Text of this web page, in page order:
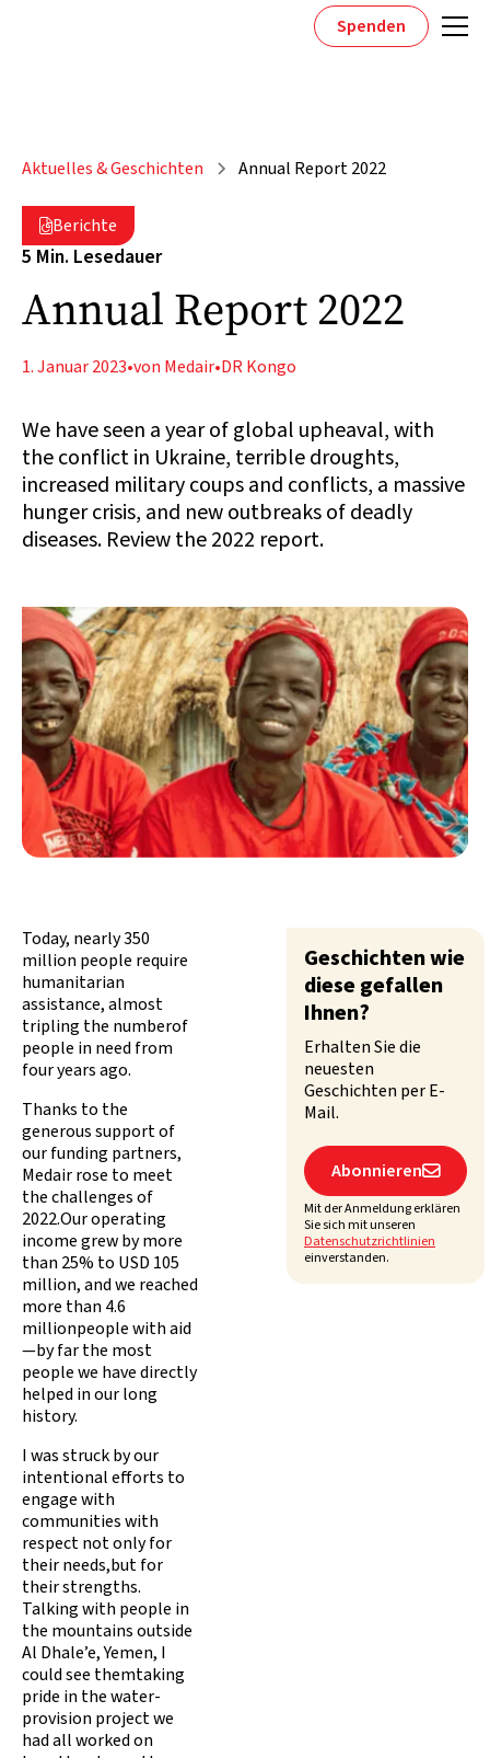
Spenden
Aktuelles & Geschichten Annual Report 2022
Berichte
5 Min. Lesedauer
Annual Report 2022
1. Januar 2023•von Medair•DR Kongo
We have seen a year of global upheaval, with
the conflict in Ukraine, terrible droughts,
increased military coups and conflicts, a massive
hunger crisis, and new outbreaks of deadly
diseases. Review the 2022 report.
Today, nearly 350
million people require
humanitarian
assistance, almost
tripling the numberof
people in need from
four years ago.
Thanks to the
generous support of
our funding partners,
Medair rose to meet
the challenges of
2022.Our operating
income grew by more
than 25% to USD 105
million, and we reached
more than 4.6
millionpeople with aid
—by far the most
people we have directly
helped in our long
history.
I was struck by our
intentional efforts to
engage with
communities with
respect not only for
their needs,but for
their strengths.
Talking with people in
the mountains outside
Al Dhale’e, Yemen, I
could see themtaking
pride in the water-
provision project we
had all worked on
Geschichten wie
diese gefallen
Ihnen?
Erhalten Sie die
neuesten
Geschichten per E-
Mail.
Abonnieren
Mit der Anmeldung erklären
Sie sich mit unseren
Datenschutzrichtlinien
einverstanden.